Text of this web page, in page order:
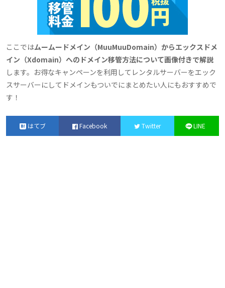
Photoshop Photoshop JSX
Adobe Creative Cloud
Webマーケティング
Googleアナリティクス
Googleタグマネージャー
Googleアドセンス
漫画
生活
猫 動画 生活アイテム Wi-Fi 格安SIM
ここではムームードメイン（MuuMuuDomain）からエックスドメ
イン（Xdomain）へのドメイン移管方法について画像付きで解説
します。お得なキャンペーンを利用してレンタルサーバーをエック
スサーバーにしてドメインもついでにまとめたい人にもおすすめで
す！
はてブ Facebook Twitter LINE